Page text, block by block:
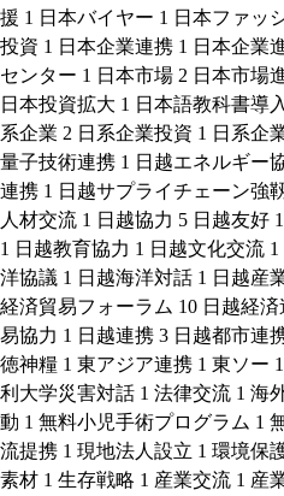
援 1 日本バイヤー 1 日本ファッ
投資 1 日本企業連携 1 日本企業
センター 1 日本市場 2 日本市場
日本投資拡大 1 日本語教科書導入
系企業 2 日系企業投資 1 日系企
量子技術連携 1 日越エネルギー
連携 1 日越サプライチェーン強
人材交流 1 日越協力 5 日越友好 1
1 日越教育協力 1 日越文化交流 1
洋協議 1 日越海洋対話 1 日越産
経済貿易フォーラム 10 日越経
易協力 1 日越連携 3 日越都市連
徳神糧 1 東アジア連携 1 東ソー 1
利大学災害対話 1 法律交流 1 海
動 1 無料小児手術プログラム 1
流提携 1 現地法人設立 1 環境保
素材 1 生存戦略 1 産業交流 1 産